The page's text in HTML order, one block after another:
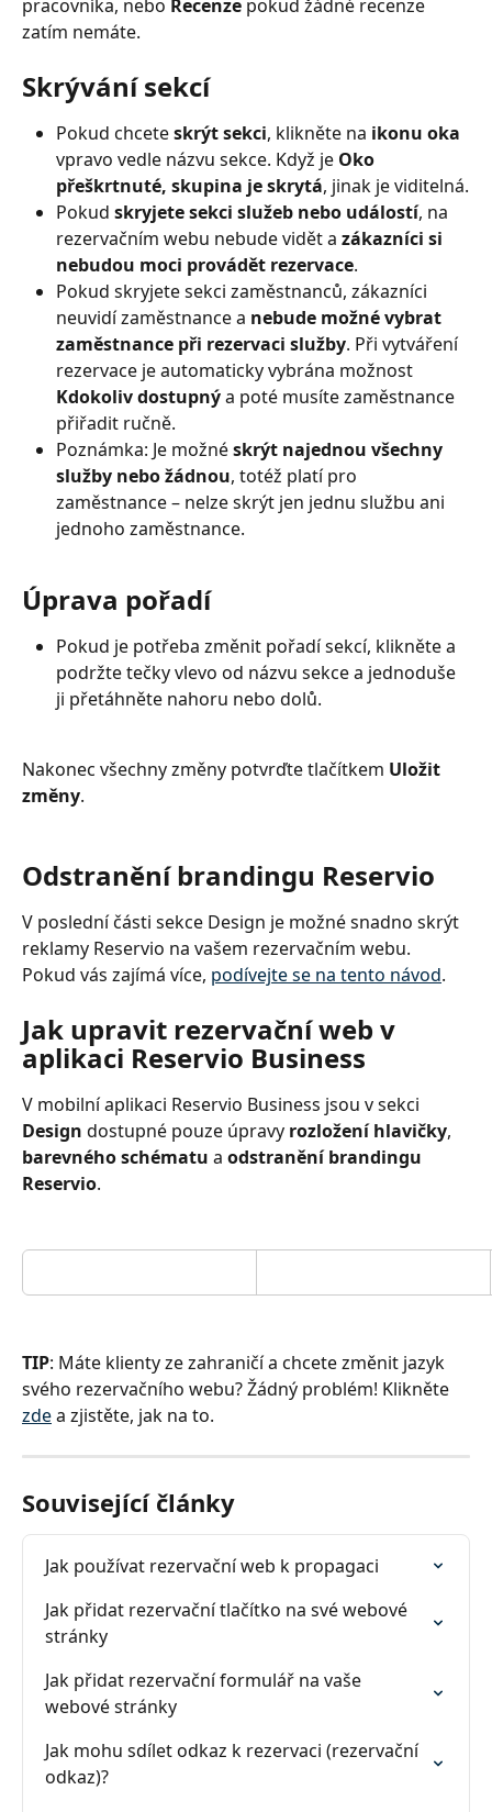
pracovníka, nebo Recenze pokud žádné recenze
zatím nemáte.
Skrývání sekcí
Pokud chcete skrýt sekci, klikněte na ikonu oka
vpravo vedle názvu sekce. Když je Oko
přeškrtnuté, skupina je skrytá, jinak je viditelná.
Pokud skryjete sekci služeb nebo událostí, na
rezervačním webu nebude vidět a zákazníci si
nebudou moci provádět rezervace.
Pokud skryjete sekci zaměstnanců, zákazníci
neuvidí zaměstnance a nebude možné vybrat
zaměstnance při rezervaci služby. Při vytváření
rezervace je automaticky vybrána možnost
Kdokoliv dostupný a poté musíte zaměstnance
přiřadit ručně.
Poznámka: Je možné skrýt najednou všechny
služby nebo žádnou, totéž platí pro
zaměstnance – nelze skrýt jen jednu službu ani
jednoho zaměstnance.
Úprava pořadí
Pokud je potřeba změnit pořadí sekcí, klikněte a
podržte tečky vlevo od názvu sekce a jednoduše
ji přetáhněte nahoru nebo dolů.
Nakonec všechny změny potvrďte tlačítkem Uložit
změny.
Odstranění brandingu Reservio
V poslední části sekce Design je možné snadno skrýt
reklamy Reservio na vašem rezervačním webu.
Pokud vás zajímá více, podívejte se na tento návod.
Jak upravit rezervační web v
aplikaci Reservio Business
V mobilní aplikaci Reservio Business jsou v sekci
Design dostupné pouze úpravy rozložení hlavičky,
barevného schématu a odstranění brandingu
Reservio.
TIP: Máte klienty ze zahraničí a chcete změnit jazyk
svého rezervačního webu? Žádný problém! Klikněte
zde a zjistěte, jak na to.
Související články
Jak používat rezervační web k propagaci
Jak přidat rezervační tlačítko na své webové
stránky
Jak přidat rezervační formulář na vaše
webové stránky
Jak mohu sdílet odkaz k rezervaci (rezervační
odkaz)?